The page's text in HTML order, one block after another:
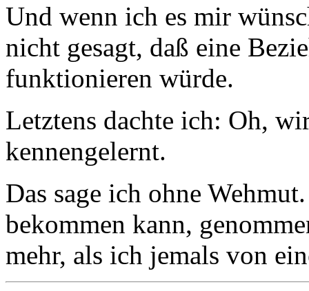
Und wenn ich es mir
nicht gesagt, daß eine
funktionieren würde.
Letztens dachte ich: Oh,
kennengelernt.
Das sage ich ohne
bekommen kann,
mehr, als ich jemals von